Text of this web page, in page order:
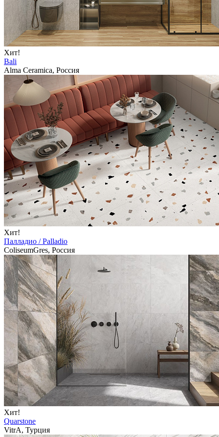
Хит!
Bali
Alma Ceramica, Россия
Хит!
Палладио / Palladio
ColiseumGres, Россия
Хит!
Quarstone
VitrA, Турция